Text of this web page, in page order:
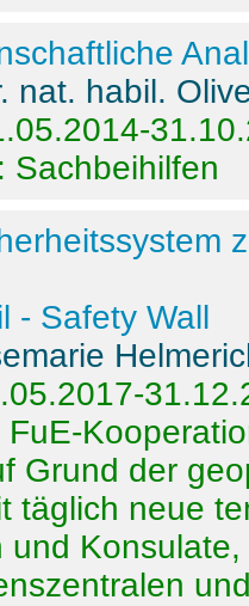
nat. habil.
Sachbeihilfen
- Safety Wall
FuE-
Grund der
täglich neue
und